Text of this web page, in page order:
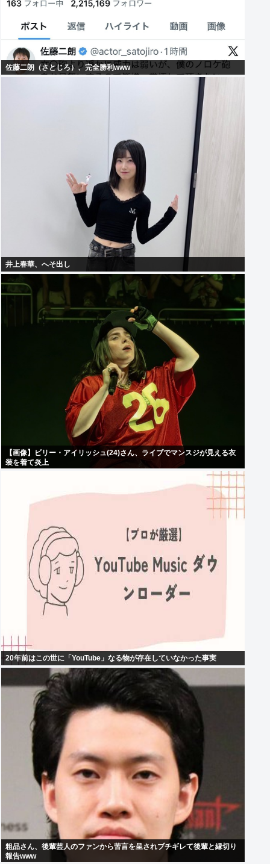
佐藤二朗（さとじろ）、完全勝利www
井上春華、へそ出し
【画像】ビリー・アイリッシュ(24)さん、ライブでマンスジが見える衣
装を着て炎上
20年前はこの世に「YouTube」なる物が存在していなかった事実
粗品さん、後輩芸人のファンから苦言を呈されブチギレて後輩と縁切り
報告www